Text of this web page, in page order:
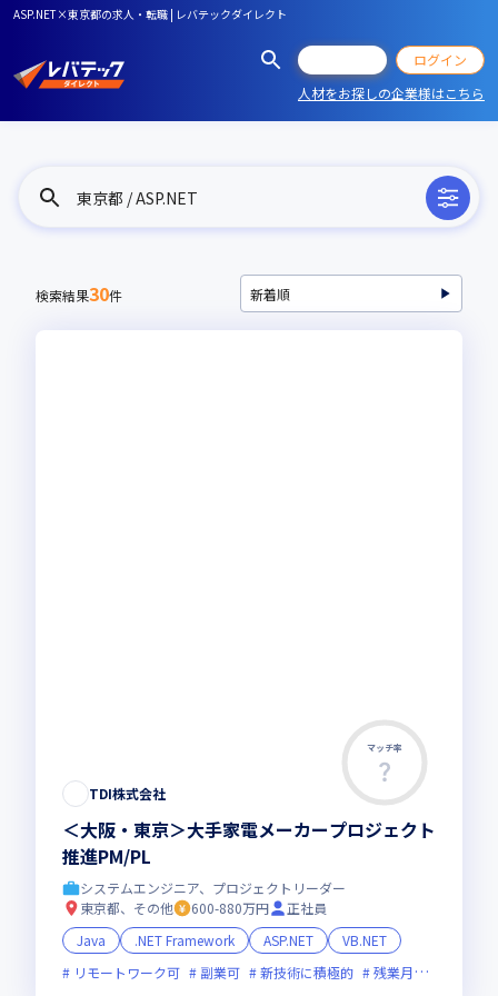
ASP.NET×東京都の求人・転職 | レバテックダイレクト
ログイン
人材をお探しの企業様はこちら
東京都 / ASP.NET
検索結果30件
マッチ率
TDI株式会社
＜大阪・東京＞大手家電メーカープロジェクト
推進PM/PL
システムエンジニア、プロジェクトリーダー
東京都、その他
600-880万円
正社員
Java
.NET Framework ASP.NET
VB.NET
リモートワーク可
副業可 新技術に積極的 残業月20時間未満